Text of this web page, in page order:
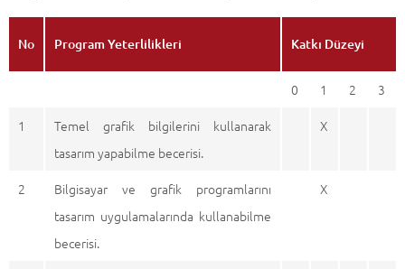
No Program Yeterlilikleri Katkı Düzeyi
0 1 2
3
1
Temel grafik bilgilerini kullanarak
tasarım yapabilme becerisi.
X
2
Bilgisayar ve grafik programlarını
tasarım uygulamalarında kullanabilme
becerisi.
X